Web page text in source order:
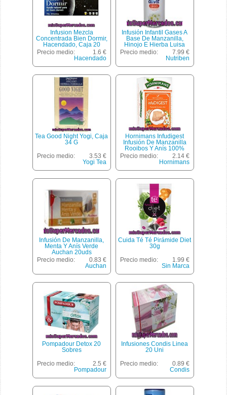
Infusion Mezcla
Concentrada Bien Dormir,
Hacendado, Caja 20
Bolsitas - 44 G
Precio medio:
1.6 €
Hacendado
Infusión Infantil Gases A
Base De Manzanilla,
Hinojo E Hierba Luisa
Nutribén Alivit 200 Gramos
Precio medio:
7.99 €
Nutriben
Tea Good Night Yogi, Caja
34 G
Precio medio:
3.53 €
Yogi Tea
Hornimans Infudigest
Infusión De Manzanilla
Rooibos Y Anís 100%
Natural Estuche 20
Sobres
Precio medio:
2.14 €
Hornimans
Infusión De Manzanilla,
Menta Y Anís Verde
Auchan 20uds
Precio medio:
0.83 €
Auchan
Cuida Té Té Pirámide Diet
30g
Precio medio:
1.99 €
Sin Marca
Pompadour Detox 20
Sobres
Precio medio:
2.5 €
Pompadour
Infusiones Condis Linea
20 Uni
Precio medio:
0.89 €
Condis